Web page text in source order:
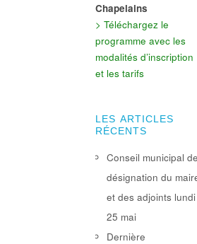
Chapelains
> Téléchargez le
programme avec les
modalités d’inscription
et les tarifs
LES ARTICLES
RÉCENTS
Conseil municipal de
désignation du
et des adjoints lundi
25 mai
Dernière